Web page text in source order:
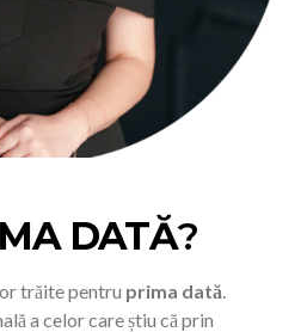
DATĂ?
trăite pentru prima dată
a celor care știu că prin